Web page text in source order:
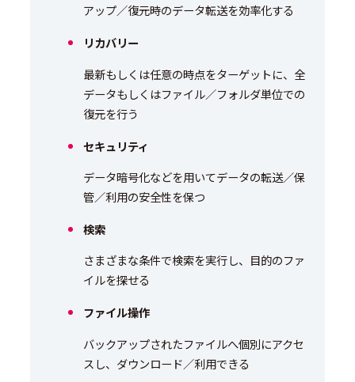
アップ／復元時のデータ転送を効率化する
リカバリー
最新もしくは任意の時点をターゲットに、全
データもしくはファイル／フォルダ単位での
復元を行う
セキュリティ
データ暗号化などを用いてデータの転送／保
管／利用の安全性を保つ
検索
さまざまな条件で検索を実行し、目的のファ
イルを探せる
ファイル操作
バックアップされたファイルへ個別にアクセ
スし、ダウンロード／利用できる